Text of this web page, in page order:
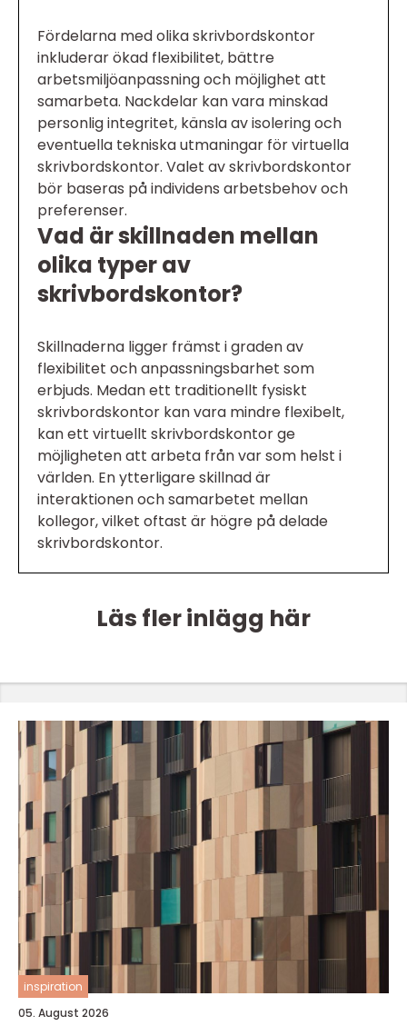
Fördelarna med olika skrivbordskontor
inkluderar ökad flexibilitet, bättre
arbetsmiljöanpassning och möjlighet att
samarbeta. Nackdelar kan vara minskad
personlig integritet, känsla av isolering och
eventuella tekniska utmaningar för virtuella
skrivbordskontor. Valet av skrivbordskontor
bör baseras på individens arbetsbehov och
preferenser.
Vad är skillnaden mellan
olika typer av
skrivbordskontor?
Skillnaderna ligger främst i graden av
flexibilitet och anpassningsbarhet som
erbjuds. Medan ett traditionellt fysiskt
skrivbordskontor kan vara mindre flexibelt,
kan ett virtuellt skrivbordskontor ge
möjligheten att arbeta från var som helst i
världen. En ytterligare skillnad är
interaktionen och samarbetet mellan
kollegor, vilket oftast är högre på delade
skrivbordskontor.
Läs fler inlägg här
inspiration
05. August 2026